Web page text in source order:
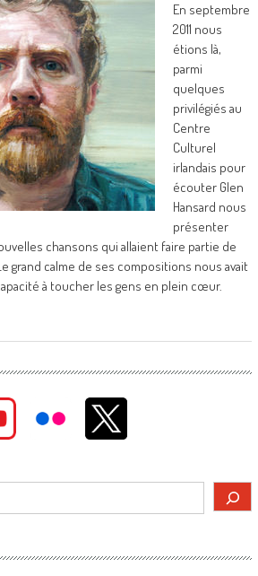
En septembre
2011 nous
étions là,
parmi
quelques
privilégiés au
Centre
Culturel
irlandais pour
écouter Glen
Hansard nous
présenter
chansons qui allaient faire partie de
grand calme de ses compositions nous avait
à toucher les gens en plein cœur.